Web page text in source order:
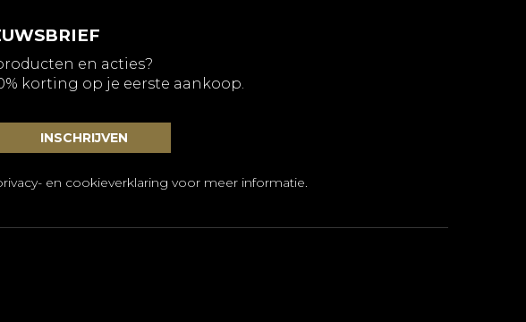
en acties?
korting op je eerste aankoop.
en cookieverklaring voor meer informatie.